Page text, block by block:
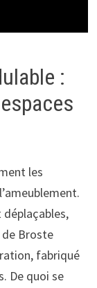
:
les
Broste
fabriqué
De quoi se